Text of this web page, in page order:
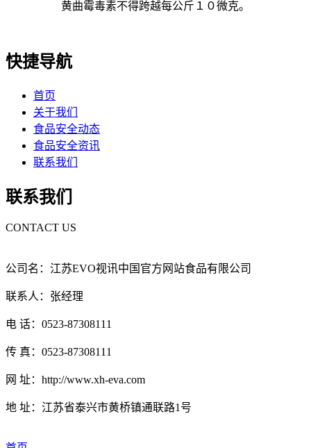
黄曲霉毒素不得跨越每公斤１０微克。
快捷导航
首页
关于我们
食品安全动态
食品安全资讯
联系我们
联系我们
CONTACT US
公司名：江苏EVO视讯中国官方网站食品有限公司
联系人：张经理
电 话：0523-87308111
传 真：0523-87308111
网 址：http://www.xh-eva.com
地 址：江苏省泰兴市黄桥镇通联路1号